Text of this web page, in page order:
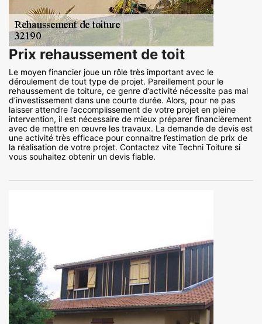
Prix rehaussement de toit
Le moyen financier joue un rôle très important avec le
déroulement de tout type de projet. Pareillement pour le
rehaussement de toiture, ce genre d’activité nécessite pas mal
d’investissement dans une courte durée. Alors, pour ne pas
laisser attendre l’accomplissement de votre projet en pleine
intervention, il est nécessaire de mieux préparer financièrement
avec de mettre en œuvre les travaux. La demande de devis est
une activité très efficace pour connaitre l’estimation de prix de
la réalisation de votre projet. Contactez vite Techni Toiture si
vous souhaitez obtenir un devis fiable.